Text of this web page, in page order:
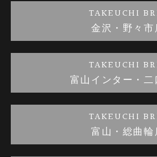
金澤指輪工房｜手作り結婚指輪 and 婚
金澤指輪工房｜手作り婚約指輪プロポ
プライバシーポリシー
TAKEUCHI
金沢・野々市
TAKEUCHI
富山インター・二
TAKEUCHI
富山・総曲輪